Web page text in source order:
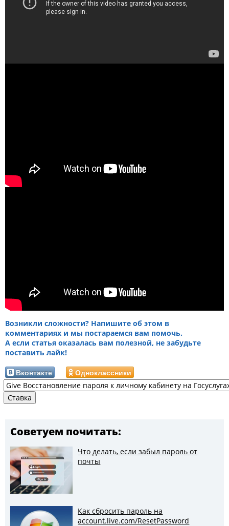
Возникли сложности? Напишите об этом в
комментариях и мы постараемся вам помочь.
А если статья оказалась вам полезной, не забудьте
поставить лайк!
Вконтакте Одноклассники
Советуем почитать:
Что делать, если забыл пароль от
почты
Как сбросить пароль на
account.live.com/ResetPassword